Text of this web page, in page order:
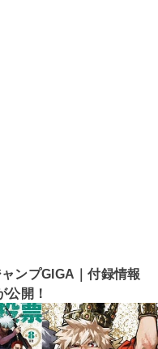
ンプGIGA｜付録情報
公開！